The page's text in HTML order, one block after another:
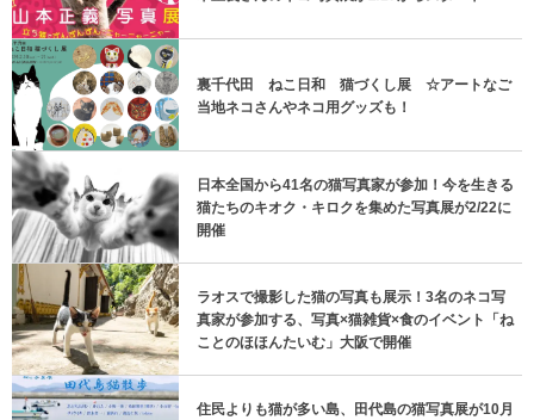
裏千代田 ねこ日和 猫づくし展 ☆アートなご
当地ネコさんやネコ用グッズも！
日本全国から41名の猫写真家が参加！今を生きる
猫たちのキオク・キロクを集めた写真展が2/22に
開催
ラオスで撮影した猫の写真も展示！3名のネコ写
真家が参加する、写真×猫雑貨×食のイベント「ね
ことのほほんたいむ」大阪で開催
住民よりも猫が多い島、田代島の猫写真展が10月